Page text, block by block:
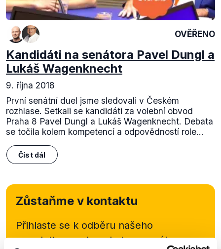
OVĚŘENO
Kandidáti na senátora Pavel Dungl a
Lukáš Wagenknecht
9. října 2018
První senátní duel jsme sledovali v Českém
rozhlase. Setkali se kandidáti za volební obvod
Praha 8 Pavel Dungl a Lukáš Wagenknecht. Debata
se točila kolem kompetencí a odpovědností role...
Číst dál
Zůstaňme v kontaktu
Přihlaste se k odběru našeho
newsletteru nebowhatsappového